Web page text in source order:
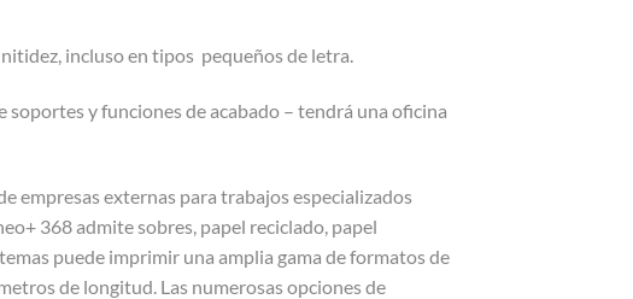
incluso en tipos pequeños de letra.
y funciones de acabado – tendrá una oficina
empresas externas para trabajos especializados
368 admite sobres, papel reciclado, papel
puede imprimir una amplia gama de formatos de
de longitud. Las numerosas opciones de